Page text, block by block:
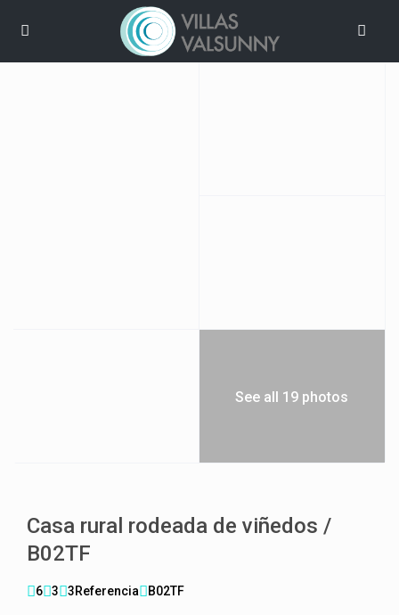
See all 19 photos
Casa rural rodeada de viñedos /
B02TF
6 3 3Referencia B02TF